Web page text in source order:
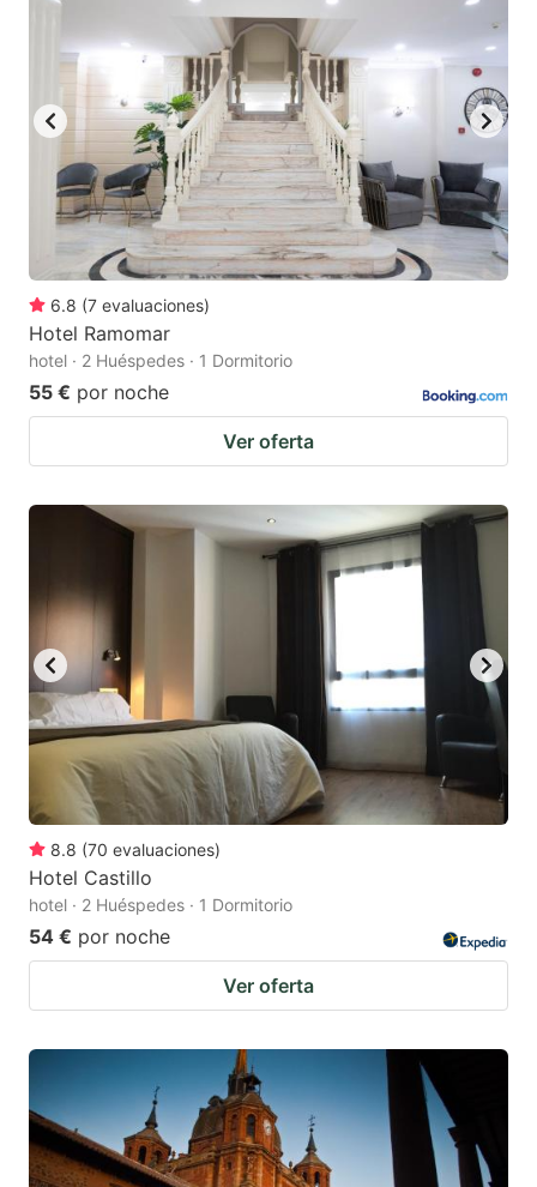
6.8 (7 evaluaciones)
Hotel Ramomar
hotel · 2 Huéspedes · 1 Dormitorio
55 € por noche
Ver oferta
8.8 (70 evaluaciones)
Hotel Castillo
hotel · 2 Huéspedes · 1 Dormitorio
54 € por noche
Ver oferta